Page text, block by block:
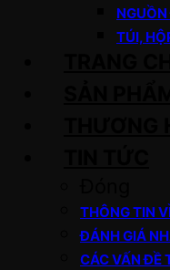
TÚI,
THÔNG TIN
ĐÁNH GIÁ
CÁC VẤN ĐỀ